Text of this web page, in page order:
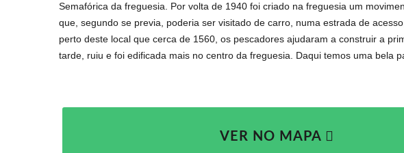
Semafórica da freguesia. Por volta de 1940 foi criado na freguesia um
que, segundo se previa, poderia ser visitado de carro, numa estrada de
perto deste local que cerca de 1560, os pescadores ajudaram a construir a
tarde, ruiu e foi edificada mais no centro da freguesia. Daqui temos uma bela
VER NO MAPA